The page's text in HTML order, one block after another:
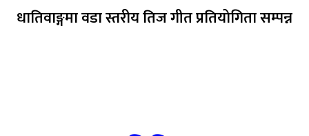
धातिवाङ्गमा वडा स्तरीय तिज गीत प्रतियोगिता सम्पन्न